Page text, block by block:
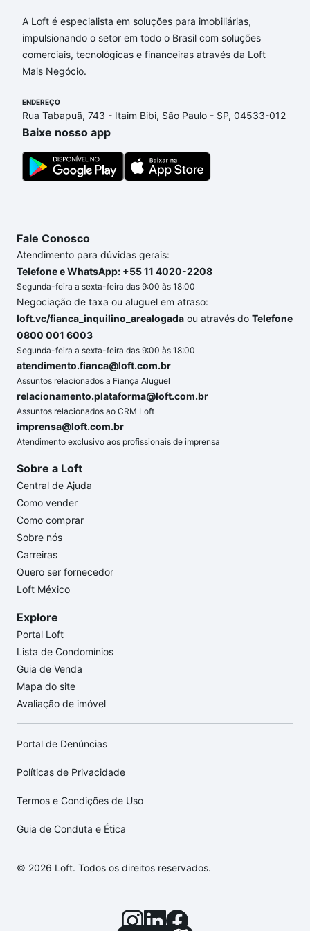
Apartamentos com 4 quartos à venda em Bosque
de Barão Geraldo, Campinas, SP que custam a partir
de R$ 0 e com nossas opções de financiamento
imobiliário as parcelas podem se adequar ao seu
envolvidos no processo de compra, veja em nosso
portal quanto custa comprar um apartamento e
conte com a gente para comprar o imóvel dos seus
sonhos com segurança e conforto. Loft, com você
até as chaves.
A Loft é especialista em soluções para imobiliárias,
impulsionando o setor em todo o Brasil com soluções
comerciais, tecnológicas e financeiras através da Loft
Mais Negócio.
ENDEREÇO
Rua Tabapuã, 743 - Itaim Bibi, São Paulo - SP, 04533-012
Baixe nosso app
Fale Conosco
Atendimento para dúvidas gerais:
Telefone e WhatsApp: +55 11 4020-2208
Segunda-feira a sexta-feira das 9:00 às 18:00
Negociação de taxa ou aluguel em atraso:
loft.vc/fianca_inquilino_arealogada ou através do Telefone
0800 001 6003
Segunda-feira a sexta-feira das 9:00 às 18:00
atendimento.fianca@loft.com.br
Assuntos relacionados a Fiança Aluguel
relacionamento.plataforma@loft.com.br
Assuntos relacionados ao CRM Loft
imprensa@loft.com.br
Atendimento exclusivo aos profissionais de imprensa
Sobre a Loft
Central de Ajuda
Como vender
Como comprar
Sobre nós
Carreiras
Quero ser fornecedor
Loft México
Explore
Portal Loft
Lista de Condomínios
Guia de Venda
Mapa do site
Avaliação de imóvel
Portal de Denúncias
Políticas de Privacidade
Termos e Condições de Uso
Guia de Conduta e Ética
© 2026 Loft. Todos os direitos reservados.